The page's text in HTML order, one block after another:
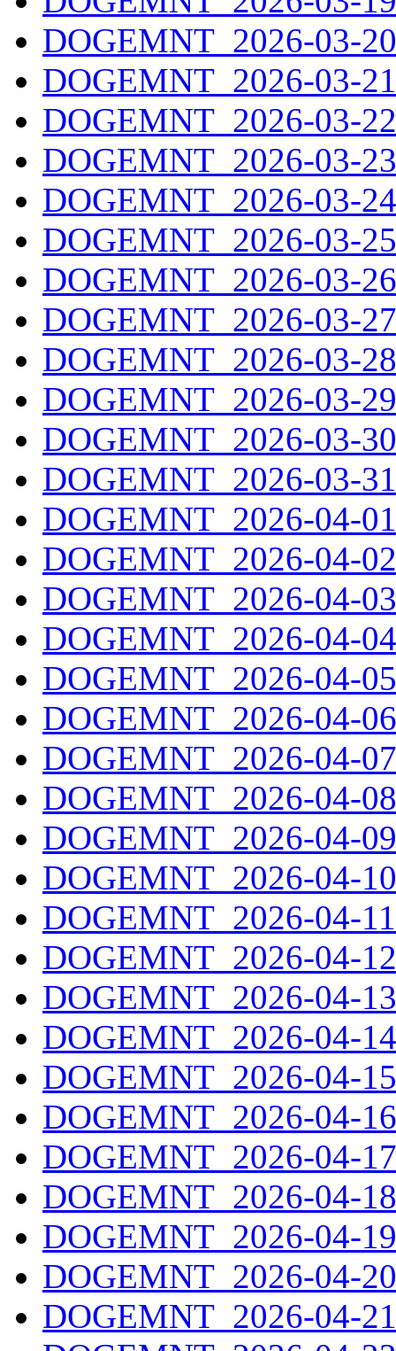
DOGEMNT_2026-03-
DOGEMNT_2026-03-
DOGEMNT_2026-03-
DOGEMNT_2026-03-
DOGEMNT_2026-03-
DOGEMNT_2026-03-
DOGEMNT_2026-03-
DOGEMNT_2026-03-
DOGEMNT_2026-03-
DOGEMNT_2026-03-
DOGEMNT_2026-03-
DOGEMNT_2026-03-
DOGEMNT_2026-04-
DOGEMNT_2026-04-
DOGEMNT_2026-04-
DOGEMNT_2026-04-
DOGEMNT_2026-04-
DOGEMNT_2026-04-
DOGEMNT_2026-04-
DOGEMNT_2026-04-
DOGEMNT_2026-04-
DOGEMNT_2026-04-
DOGEMNT_2026-04-
DOGEMNT_2026-04-
DOGEMNT_2026-04-
DOGEMNT_2026-04-
DOGEMNT_2026-04-
DOGEMNT_2026-04-
DOGEMNT_2026-04-
DOGEMNT_2026-04-
DOGEMNT_2026-04-
DOGEMNT_2026-04-
DOGEMNT_2026-04-